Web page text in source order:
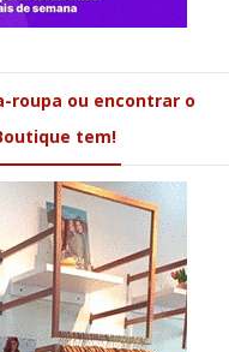
roupa ou encontrar o
tem!